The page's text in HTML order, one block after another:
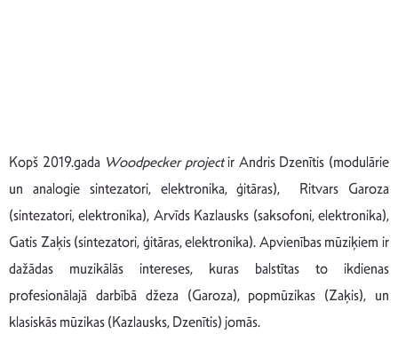
Kopš 2019.gada Woodpecker projectir Andris Dzenītis (modulārie
un analogie sintezatori, elektronika, ģitāras), Ritvars Garoza
(sintezatori, elektronika), Arvīds Kazlausks (saksofoni, elektronika),
Gatis Zaķis (sintezatori, ģitāras, elektronika). Apvienības mūziķiem ir
dažādas muzikālās intereses, kuras balstītas to ikdienas
profesionālajā darbībā džeza (Garoza), popmūzikas (Zaķis), un
klasiskās mūzikas (Kazlausks, Dzenītis) jomās.